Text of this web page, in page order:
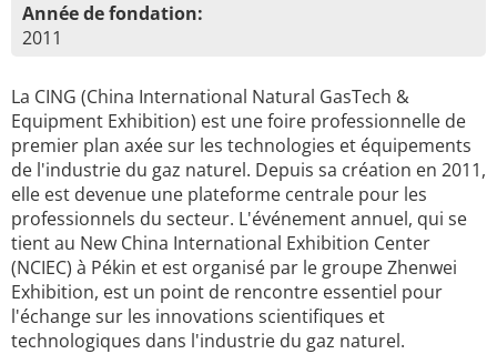
Année de fondation:
2011
La CING (China International Natural GasTech &
Equipment Exhibition) est une foire professionnelle de
premier plan axée sur les technologies et équipements
de l'industrie du gaz naturel. Depuis sa création en 2011,
elle est devenue une plateforme centrale pour les
professionnels du secteur. L'événement annuel, qui se
tient au New China International Exhibition Center
(NCIEC) à Pékin et est organisé par le groupe Zhenwei
Exhibition, est un point de rencontre essentiel pour
l'échange sur les innovations scientifiques et
technologiques dans l'industrie du gaz naturel.